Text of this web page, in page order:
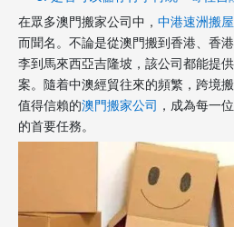
在眾多澳門搬家公司中， 中港速洲搬屋
而聞名。不論是從澳門搬到香港、香
李到馬來西亞吉隆坡，該公司都能提
案。隨着中澳經貿往來的頻繁，跨境
值得信賴的澳門搬家公司 ，成為每一
的首要任務。